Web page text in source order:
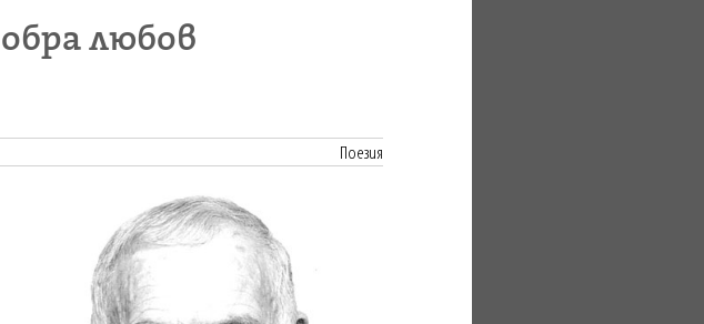
любов
Поезия